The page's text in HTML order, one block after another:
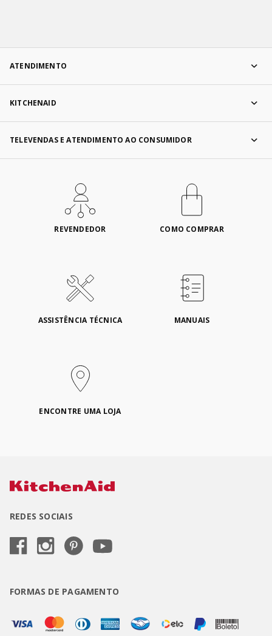
ATENDIMENTO
KITCHENAID
TELEVENDAS E ATENDIMENTO AO CONSUMIDOR
REVENDEDOR COMO COMPRAR
ASSISTÊNCIA TÉCNICA MANUAIS
ENCONTRE UMA LOJA
REDES SOCIAIS
FORMAS DE PAGAMENTO